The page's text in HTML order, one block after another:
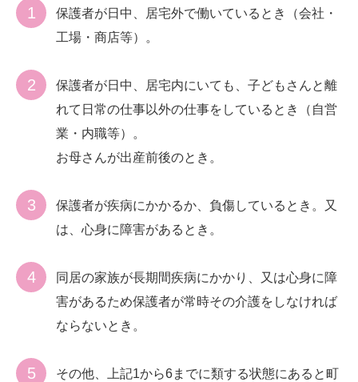
保護者が日中、居宅外で働いているとき（会社・
工場・商店等）。
保護者が日中、居宅内にいても、子どもさんと離
れて日常の仕事以外の仕事をしているとき（自営
業・内職等）。
お母さんが出産前後のとき。
保護者が疾病にかかるか、負傷しているとき。又
は、心身に障害があるとき。
同居の家族が長期間疾病にかかり、又は心身に障
害があるため保護者が常時その介護をしなければ
ならないとき。
その他、上記1から6までに類する状態にあると町